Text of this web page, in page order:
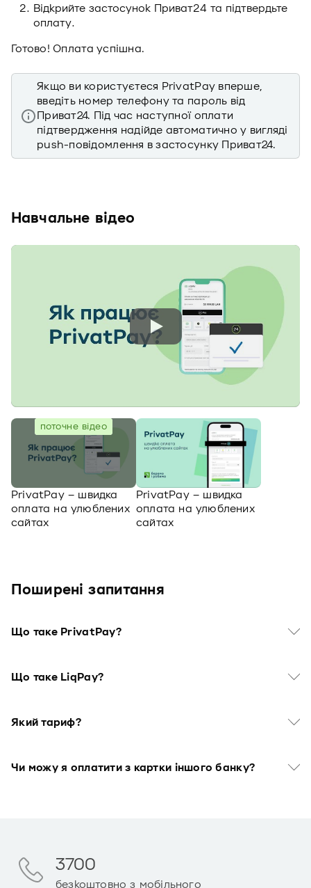
Відкрийте застосунок Приват24 та підтвердьте
оплату.
Готово! Оплата успішна.
Якщо ви користуєтеся PrivatPay вперше,
введіть номер телефону та пароль від
Приват24. Під час наступної оплати
підтвердження надійде автоматично у вигляді
push-повідомлення в застосунку Приват24.
Навчальне відео
поточне відео
PrivatPay – швидка
оплата на улюблених
сайтах
PrivatPay – швидка
оплата на улюблених
сайтах
Поширені запитання
Що таке PrivatPay?
Що таке LiqPay?
Який тариф?
Чи можу я оплатити з картки іншого банку?
3700
безкоштовно з мобільного